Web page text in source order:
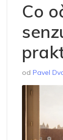
Co
od Pavel